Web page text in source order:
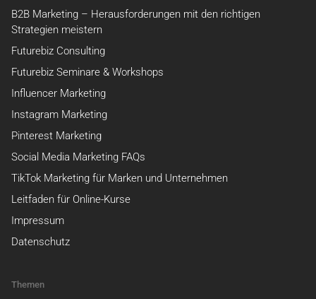
B2B Marketing – Herausforderungen mit den richtigen
Strategien meistern
Futurebiz Consulting
Futurebiz Seminare & Workshops
Influencer Marketing
Instagram Marketing
Pinterest Marketing
Social Media Marketing FAQs
TikTok Marketing für Marken und Unternehmen
Leitfaden für Online-Kurse
Impressum
Datenschutz
Themen